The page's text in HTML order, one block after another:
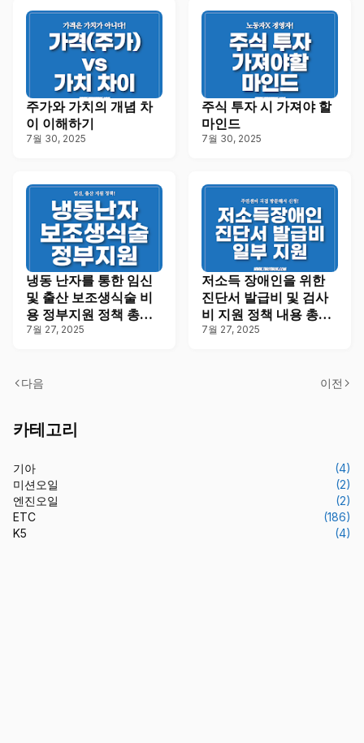
주가와 가치의 개념 차
이 이해하기
7월 30, 2025
주식 투자 시 가져야 할
마인드
7월 30, 2025
냉동 난자를 통한 임신
및 출산 보조생식술 비
용 정부지원 정책 총정
리
7월 27, 2025
저소득 장애인을 위한
진단서 발급비 및 검사
비 지원 정책 내용 총정
리
7월 27, 2025
다음 이전
카테고리
기아
(4)
미션오일
(2)
엔진오일
(2)
ETC
(186)
K5
(4)